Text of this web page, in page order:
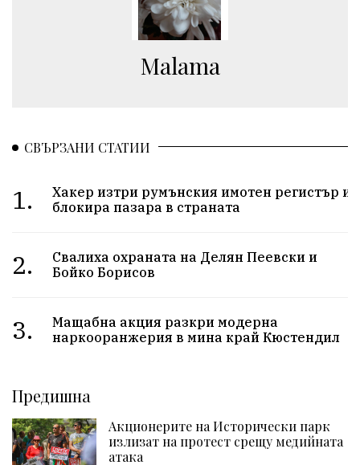
Malama
СВЪРЗАНИ СТАТИИ
1.
Хакер изтри румънския имотен регистър и
блокира пазара в страната
2.
Свалиха охраната на Делян Пеевски и
Бойко Борисов
3.
Мащабна акция разкри модерна
наркооранжерия в мина край Кюстендил
Предишна
Акционерите на Исторически парк
излизат на протест срещу медийната
атака